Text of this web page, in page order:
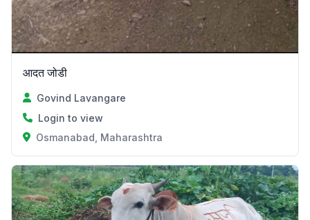
आदत जोडी
Govind Lavangare
Login to view
Osmanabad, Maharashtra